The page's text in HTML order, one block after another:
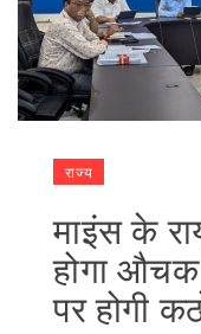
राज्य
माइंस के
होगा औचक
पर होगी